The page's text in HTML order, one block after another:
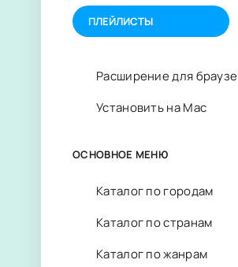
ПЛЕЙЛИСТЫ
Расширение для
Установить на Mac
ОСНОВНОЕ МЕНЮ
Каталог по городам
Каталог по странам
Каталог по жанрам